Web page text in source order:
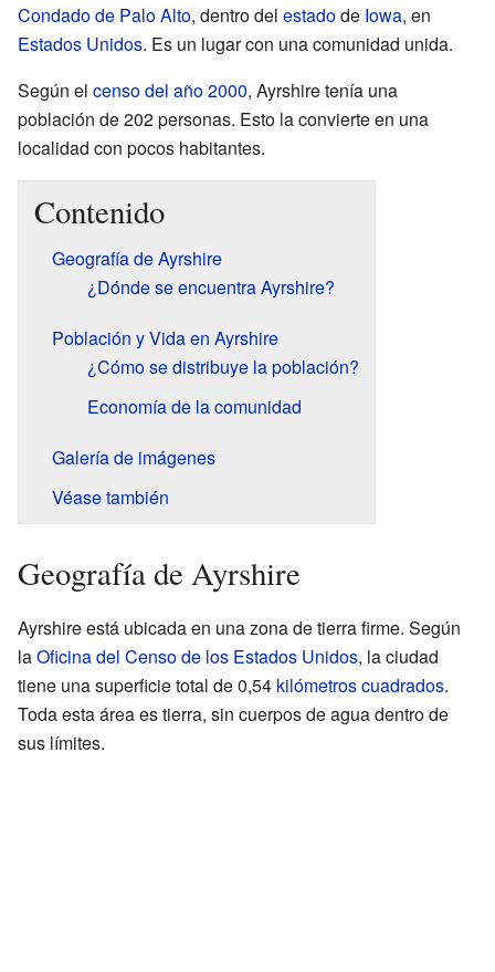
Condado de Palo Alto, dentro del estadode Iowa, en
Estados Unidos. Es un lugar con una comunidad unida.
Según el censo del año 2000, Ayrshire tenía una
población de 202 personas. Esto la convierte en una
localidad con pocos habitantes.
Contenido
Geografía de Ayrshire
¿Dónde se encuentra Ayrshire?
Población y Vida en Ayrshire
¿Cómo se distribuye la población?
Economía de la comunidad
Galería de imágenes
Véase también
Geografía de Ayrshire
Ayrshire está ubicada en una zona de tierra firme. Según
laOficina del Censo de los Estados Unidos, la ciudad
tiene una superficie total de 0,54 kilómetros cuadrados.
Toda esta área es tierra, sin cuerpos de agua dentro de
sus límites.